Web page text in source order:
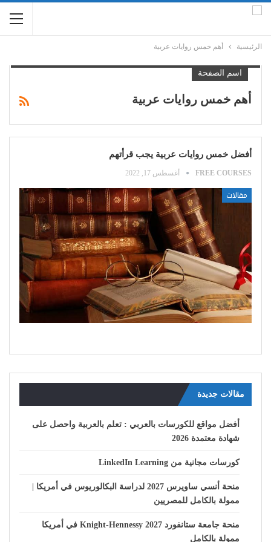
الرئيسية أهم خمس روايات عربية
اسم الصفحة
أهم خمس روايات عربية
أفضل خمس روايات عربية يجب قرأتهم
FREE COURSES أغسطس 17, 2022
مقالات
مقالات جديدة
أفضل مواقع للكورسات بالعربي : تعلم بالعربية واحصل على
شهادة معتمدة 2026
كورسات مجانية من LinkedIn Learning
منحة أنسي ساويرس 2027 لدراسة البكالوريوس في أمريكا |
ممولة بالكامل للمصريين
منحة جامعة ستانفورد Knight-Hennessy 2027 في أمريكا
ممولة بالكامل